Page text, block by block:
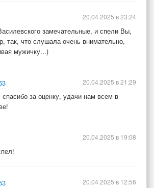
замечательные, и спели Вы,
так, что слушала очень внимательно,
мужичку...)
20.04.2025 в 23:24
спасибо за оценку, удачи нам всем в
20.04.2025 в 21:29
20.04.2025 в 19:08
20.04.2025 в 12:56